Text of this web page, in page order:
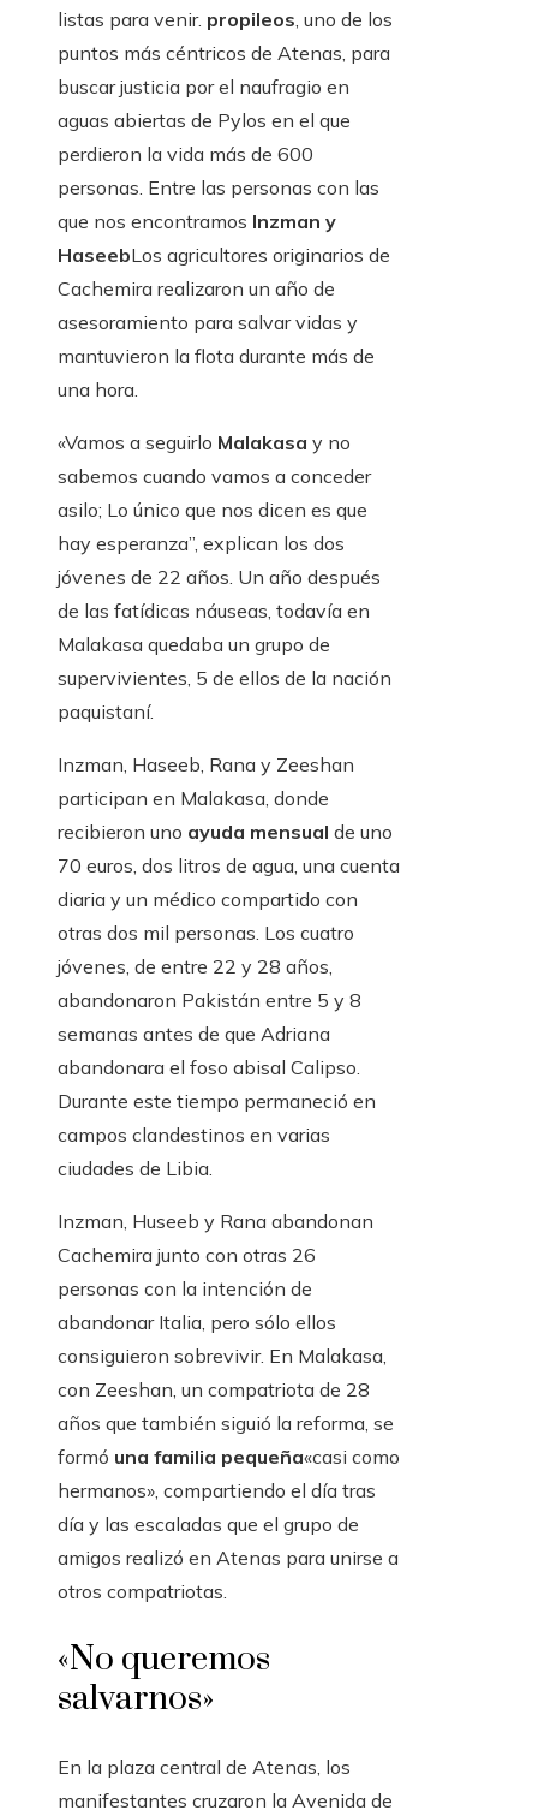
listas para venir. propileos, uno de los
puntos más céntricos de Atenas, para
buscar justicia por el naufragio en
aguas abiertas de Pylos en el que
perdieron la vida más de 600
personas. Entre las personas con las
que nos encontramos Inzman y
HaseebLos agricultores originarios de
Cachemira realizaron un año de
asesoramiento para salvar vidas y
mantuvieron la flota durante más de
una hora.
«Vamos a seguirlo Malakasa y no
sabemos cuando vamos a conceder
asilo; Lo único que nos dicen es que
hay esperanza”, explican los dos
jóvenes de 22 años. Un año después
de las fatídicas náuseas, todavía en
Malakasa quedaba un grupo de
supervivientes, 5 de ellos de la nación
paquistaní.
Inzman, Haseeb, Rana y Zeeshan
participan en Malakasa, donde
recibieron uno ayuda mensual de uno
70 euros, dos litros de agua, una cuenta
diaria y un médico compartido con
otras dos mil personas. Los cuatro
jóvenes, de entre 22 y 28 años,
abandonaron Pakistán entre 5 y 8
semanas antes de que Adriana
abandonara el foso abisal Calipso.
Durante este tiempo permaneció en
campos clandestinos en varias
ciudades de Libia.
Inzman, Huseeb y Rana abandonan
Cachemira junto con otras 26
personas con la intención de
abandonar Italia, pero sólo ellos
consiguieron sobrevivir. En Malakasa,
con Zeeshan, un compatriota de 28
años que también siguió la reforma, se
formó una familia pequeña«casi como
hermanos», compartiendo el día tras
día y las escaladas que el grupo de
amigos realizó en Atenas para unirse a
otros compatriotas.
«No queremos
salvarnos»
En la plaza central de Atenas, los
manifestantes cruzaron la Avenida de